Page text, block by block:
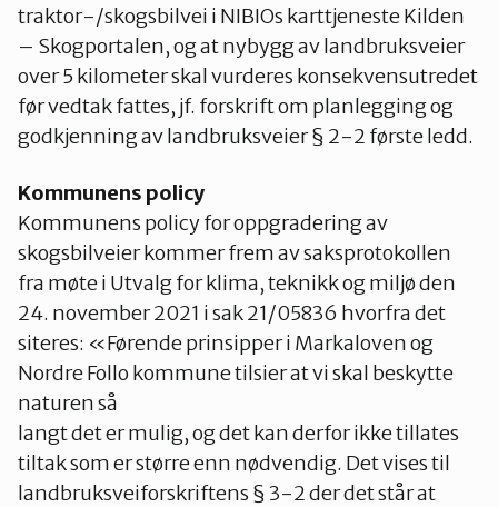
traktor-/skogsbilvei i NIBIOs karttjeneste Kilden
– Skogportalen, og at nybygg av landbruksveier
over 5 kilometer skal vurderes konsekvensutredet
før vedtak fattes, jf. forskrift om planlegging og
godkjenning av landbruksveier § 2-2 første ledd.
Kommunens policy
Kommunens policy for oppgradering av
skogsbilveier kommer frem av saksprotokollen
fra møte i Utvalg for klima, teknikk og miljø den
24. november 2021 i sak 21/05836 hvorfra det
siteres: «Førende prinsipper i Markaloven og
Nordre Follo kommune tilsier at vi skal beskytte
naturen så
langt det er mulig, og det kan derfor ikke tillates
tiltak som er større enn nødvendig. Det vises til
landbruksveiforskriftens § 3-2 der det står at